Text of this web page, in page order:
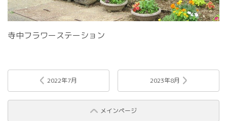
寺中フラワーステーション
2022年7月
メインページ
2023年8月